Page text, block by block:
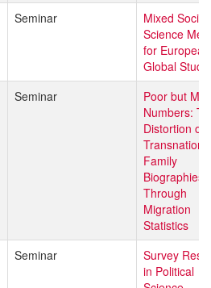
Seminar
Mixed Social
Science
for European
Global
Seminar
Poor but
Numbers:
Distortion of
Family
Biographies
Through
Migration
Statistics
Seminar
Survey
in Political